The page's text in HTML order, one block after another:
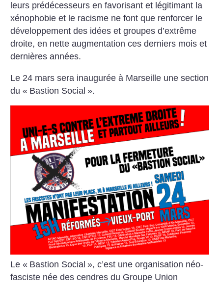
leurs prédécesseurs en favorisant et légitimant la
xénophobie et le racisme ne font que renforcer le
développement des idées et groupes d’extrême
droite, en nette augmentation ces derniers mois et
dernières années.
Le 24 mars sera inaugurée à Marseille une section
du « Bastion Social ».
Le « Bastion Social », c’est une organisation néo-
fasciste née des cendres du Groupe Union